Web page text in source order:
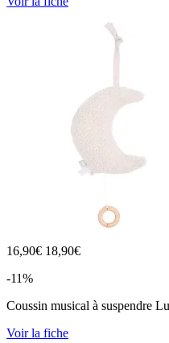
16,90€ 18,90€
-11%
Coussin musical à suspendre
Voir la fiche